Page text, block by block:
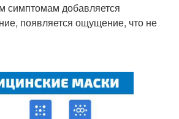
симптомам добавляется
появляется ощущение, что не